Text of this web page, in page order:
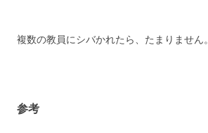
複数の教員にシバかれたら、たまりません。
参考